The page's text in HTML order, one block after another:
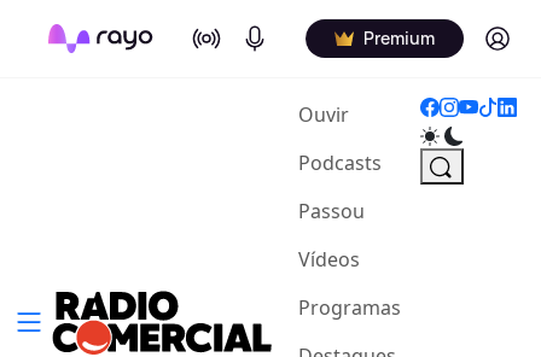
On Air Podcasts Premium Log in
Ouvir(current)
Podcasts
Passou
Vídeos
Programas